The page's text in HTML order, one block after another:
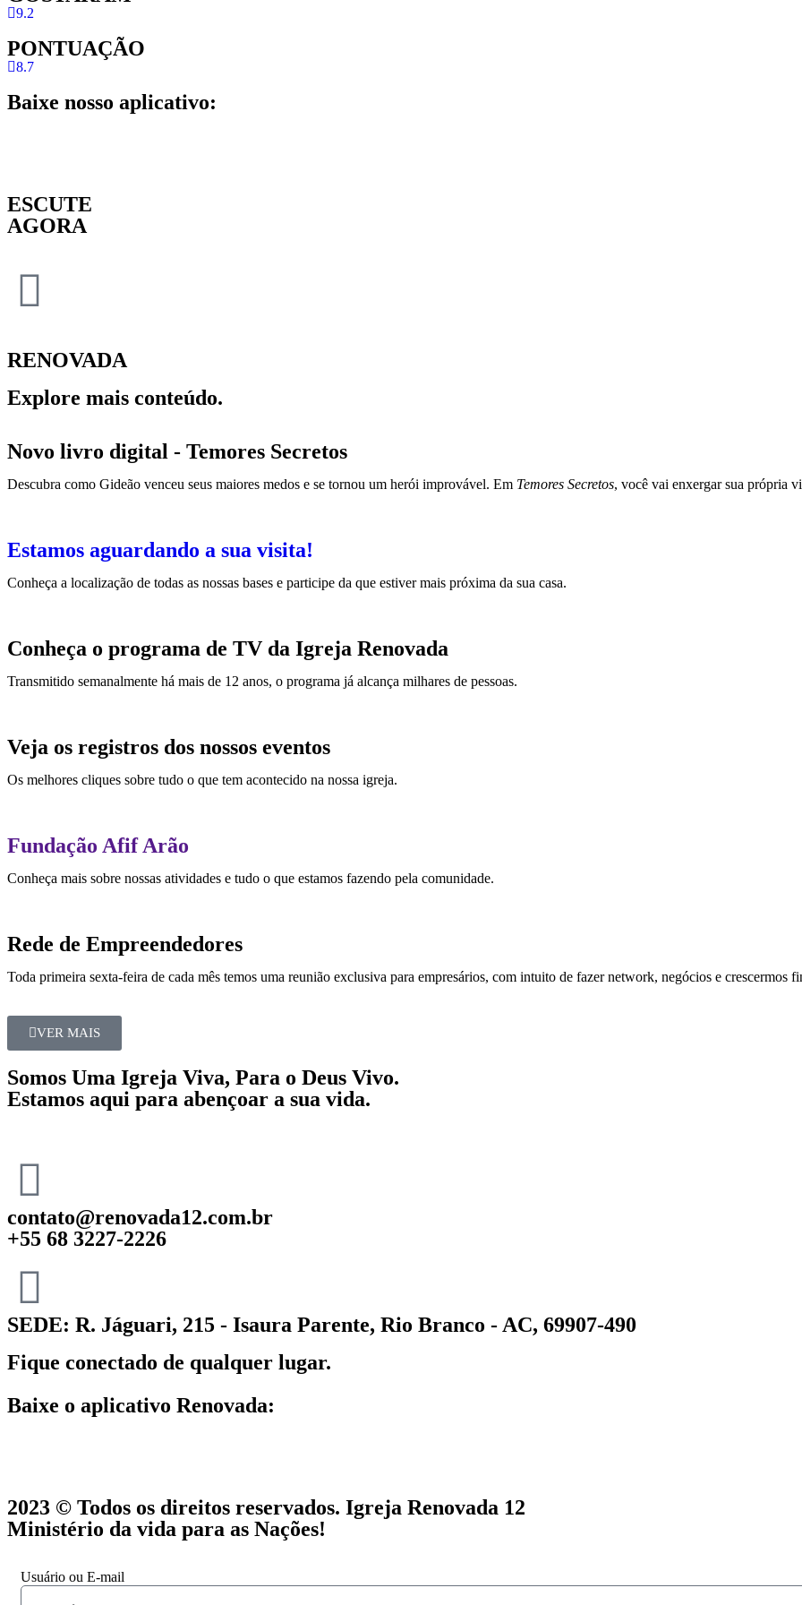
9.2
PONTUAÇÃO
8.7
Baixe nosso aplicativo:
ESCUTE
AGORA
RENOVADA
Explore mais conteúdo.
Novo livro digital - Temores Secretos
Descubra como Gideão venceu seus maiores medos e se tornou um herói improvável. Em Temores Secretos, você vai enxergar sua própria
Estamos aguardando a sua visita!
Conheça a localização de todas as nossas bases e participe da que estiver mais próxima da sua casa.
Conheça o programa de TV da Igreja Renovada
Transmitido semanalmente há mais de 12 anos, o programa já alcança milhares de pessoas.
Veja os registros dos nossos eventos
Os melhores cliques sobre tudo o que tem acontecido na nossa igreja.
Fundação Afif Arão
Conheça mais sobre nossas atividades e tudo o que estamos fazendo pela comunidade.
Rede de Empreendedores
Toda primeira sexta-feira de cada mês temos uma reunião exclusiva para empresários, com intuito de fazer network, negócios e crescermos
VER MAIS
Somos Uma Igreja Viva, Para o Deus Vivo.
Estamos aqui para abençoar a sua vida.
contato@renovada12.com.br
+55 68 3227-2226
SEDE: R. Jáguari, 215 - Isaura Parente, Rio Branco - AC, 69907-490
Fique conectado de qualquer lugar.
Baixe o aplicativo Renovada:
2023 © Todos os direitos reservados. Igreja Renovada 12
Ministério da vida para as Nações!
Usuário ou E-mail